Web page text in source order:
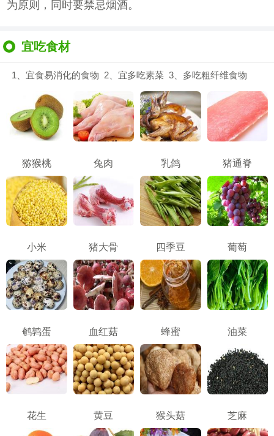
为原则，同时要禁忌烟酒。
宜吃食材
1、宜食易消化的食物 2、宜多吃素菜 3、多吃粗纤维食物
猕猴桃 兔肉 乳鸽 猪通脊
小米 猪大骨 四季豆 葡萄
鹌鹑蛋 血红菇 蜂蜜 油菜
花生 黄豆 猴头菇 芝麻